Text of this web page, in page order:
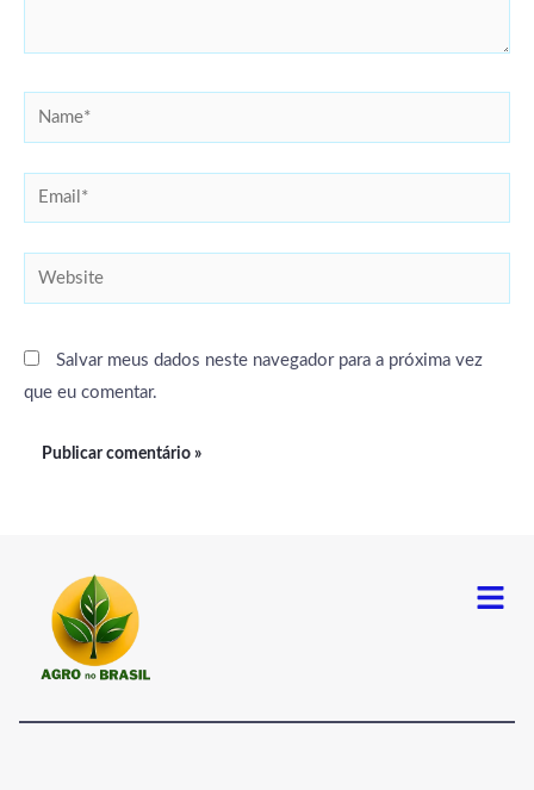
Name*
Email*
Website
Salvar meus dados neste navegador para a próxima vez
que eu comentar.
Menu